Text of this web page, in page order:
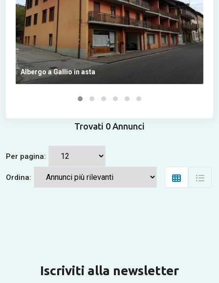
Albergo a Gallio in asta
Trovati 0 Annunci
Per pagina:
Ordina:
Iscriviti alla newsletter